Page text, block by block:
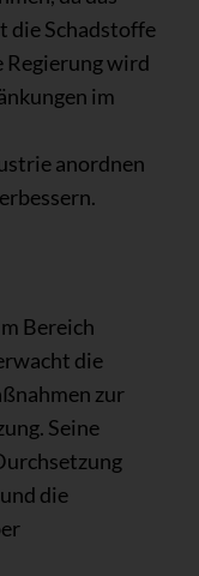
die Schadstoffe
wird
im
anordnen
Bereich
die
zur
Seine
die